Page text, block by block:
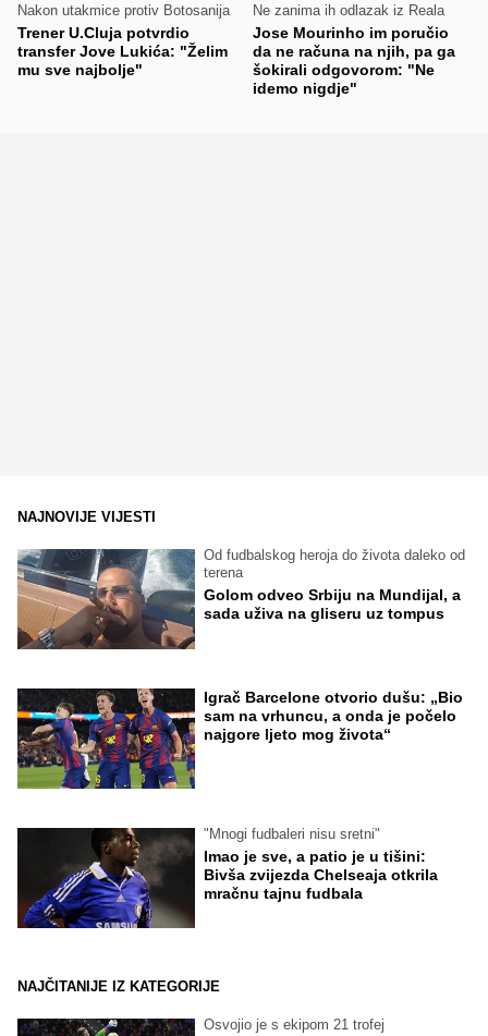
Nakon utakmice protiv Botosanija
Trener U.Cluja potvrdio
transfer Jove Lukića: "Želim
mu sve najbolje"
Ne zanima ih odlazak iz Reala
Jose Mourinho im poručio
da ne računa na njih, pa ga
šokirali odgovorom: "Ne
idemo nigdje"
NAJNOVIJE VIJESTI
Od fudbalskog heroja do života daleko od
terena
Golom odveo Srbiju na Mundijal, a
sada uživa na gliseru uz tompus
Igrač Barcelone otvorio dušu: „Bio
sam na vrhuncu, a onda je počelo
najgore ljeto mog života“
"Mnogi fudbaleri nisu sretni"
Imao je sve, a patio je u tišini:
Bivša zvijezda Chelseaja otkrila
mračnu tajnu fudbala
NAJČITANIJE IZ KATEGORIJE
Osvojio je s ekipom 21 trofej